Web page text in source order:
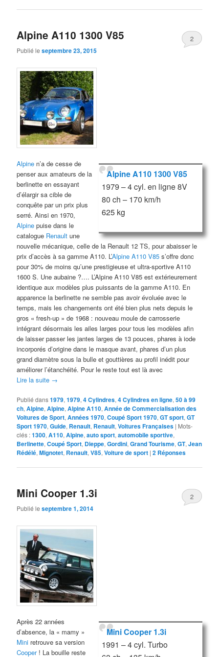
Alpine A110 1300 V85
Publié leseptembre 23, 2015
2
Alpine A110 1300 V85
1979 – 4 cyl. en ligne 8V
80 ch – 170 km/h
625 kg
Alpine n’a de cesse de
penser aux amateurs de la
berlinette en essayant
d’élargir sa cible de
conquête par un prix plus
serré. Ainsi en 1970,
Alpine puise dans le
catalogue Renault une
nouvelle mécanique, celle de la Renault 12 TS, pour abaisser le
prix d’accès à sa gamme A110. L’Alpine A110 V85 s’offre donc
pour 30% de moins qu’une prestigieuse et ultra-sportive A110
1600 S. Une aubaine ?…. L’Alpine A110 V85 est extérieurement
identique aux modèles plus puissants de la gamme A110. En
apparence la berlinette ne semble pas avoir évoluée avec le
temps, mais les changements ont été bien plus nets depuis le
gros « fresh-up » de 1968 : nouveau moule de carrosserie
intégrant désormais les ailes larges pour tous les modèles afin
de laisser passer les jantes larges de 13 pouces, phares à iode
incorporés d’origine dans le masque avant, phares d’un plus
grand diamètre sous la bulle et gouttières au profil inédit pour
améliorer l’étanchéité. Pour le reste tout est là avec
Lire la suite →
Publié dans1979,1979,4 Cylindres,4 Cylindres en ligne,50 à 99
ch,Alpine,Alpine,Alpine A110,Année de Commercialisation des
Voitures de Sport,Années 1970,Coupé Sport 1970,GT sport,GT
Sport 1970,Guide, Renault, Renault,Voitures Françaises | Mots-
clés :1300,A110,Alpine,auto sport,automobile sportive,
Berlinette,Coupé Sport, Dieppe,Gordini,Grand Tourisme,GT,Jean
Rédélé,Mignotet, Renault,V85,Voiture de sport |2 Réponses
Mini Cooper 1.3i
Publié leseptembre 1, 2014
2
Mini Cooper 1.3i
1991 – 4 cyl. Turbo
Après 22 années
d’absence, la « mamy »
Mini retrouve sa version
Cooper! La bouille reste